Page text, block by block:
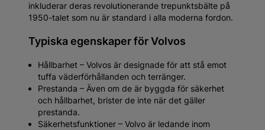
inkluderar deras revolutionerande trepunktsbälte på
1950-talet som nu är standard i alla moderna fordon.
Typiska egenskaper för Volvos
Hållbarhet – Volvos är designade för att stå emot
tuffa väderförhållanden och terränger.
Prestanda – Även om de är byggda för säkerhet
och hållbarhet, brister de inte när det gäller
prestanda.
Säkerhetsfunktioner – Volvo är ledande inom